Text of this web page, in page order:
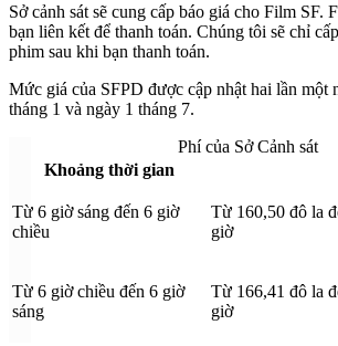
Sở cảnh sát sẽ cung cấp báo giá cho Film SF.
bạn liên kết để thanh toán. Chúng tôi sẽ chỉ
phim sau khi bạn thanh toán.
Mức giá của SFPD được cập nhật hai lần một
tháng 1 và ngày 1 tháng 7.
Phí của Sở Cảnh sát
Khoảng thời gian
Từ 6 giờ sáng đến 6 giờ
chiều
Từ 160,50 đô la
giờ
Từ 6 giờ chiều đến 6 giờ
sáng
Từ 166,41 đô la
giờ